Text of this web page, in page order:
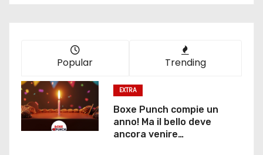
Popular Trending
EXTRA
Boxe Punch compie un
anno! Ma il bello deve
ancora venire…